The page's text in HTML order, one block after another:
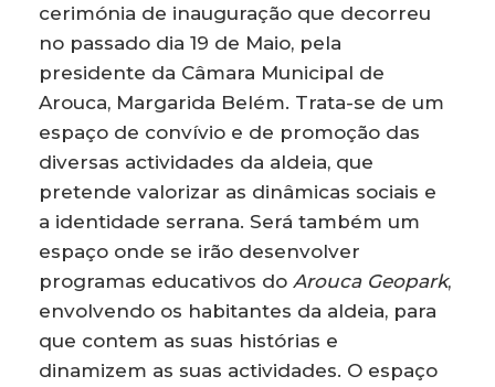
cerimónia de inauguração que decorreu
no passado dia 19 de Maio, pela
presidente da Câmara Municipal de
Arouca, Margarida Belém. Trata-se de um
espaço de convívio e de promoção das
diversas actividades da aldeia, que
pretende valorizar as dinâmicas sociais e
a identidade serrana. Será também um
espaço onde se irão desenvolver
programas educativos do Arouca Geopark,
envolvendo os habitantes da aldeia, para
que contem as suas histórias e
dinamizem as suas actividades. O espaço